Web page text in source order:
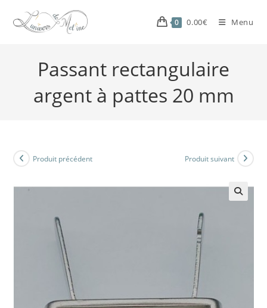
0 0.00€ Menu
Passant rectangulaire
argent à pattes 20 mm
Produit précédent Produit suivant